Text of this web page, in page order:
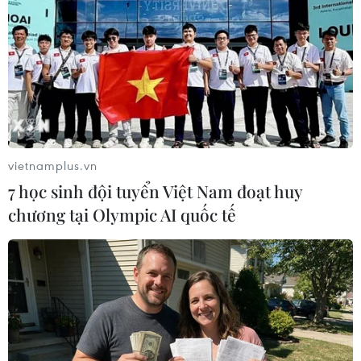
Theo dõi VietnamPlus
TIN LIÊN QUAN
vietnamplus.vn
7 học sinh đội tuyển Việt Nam đoạt huy
chương tại Olympic AI quốc tế